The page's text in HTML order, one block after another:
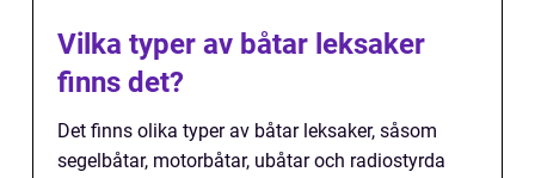
Vilka typer av båtar leksaker
finns det?
Det finns olika typer av båtar leksaker, såsom
segelbåtar, motorbåtar, ubåtar och radiostyrda